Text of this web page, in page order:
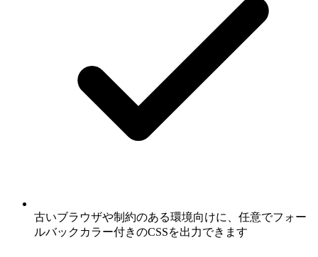
古いブラウザや制約のある環境向けに、任意でフォー
ルバックカラー付きのCSSを出力できます